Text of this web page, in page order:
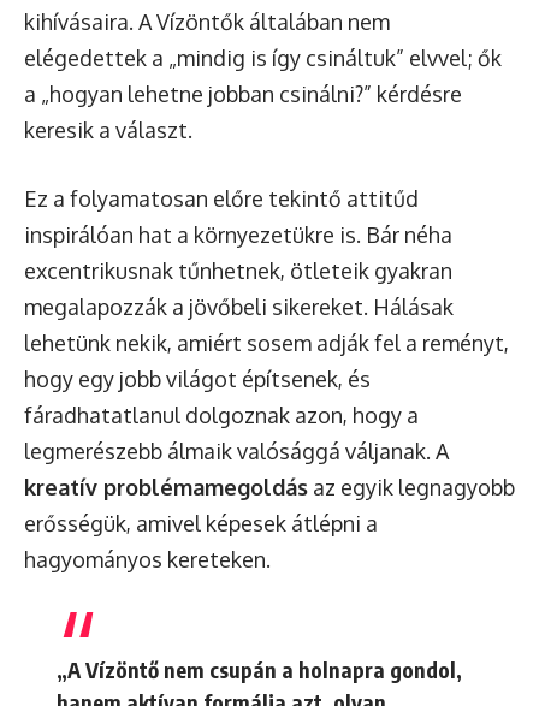
kihívásaira. A Vízöntők általában nem
elégedettek a „mindig is így csináltuk” elvvel; ők
a „hogyan lehetne jobban csinálni?” kérdésre
keresik a választ.
Ez a folyamatosan előre tekintő attitűd
inspirálóan hat a környezetükre is. Bár néha
excentrikusnak tűnhetnek, ötleteik gyakran
megalapozzák a jövőbeli sikereket. Hálásak
lehetünk nekik, amiért sosem adják fel a reményt,
hogy egy jobb világot építsenek, és
fáradhatatlanul dolgoznak azon, hogy a
legmerészebb álmaik valósággá váljanak. A
kreatív problémamegoldás az egyik legnagyobb
erősségük, amivel képesek átlépni a
hagyományos kereteken.
„A Vízöntő nem csupán a holnapra gondol,